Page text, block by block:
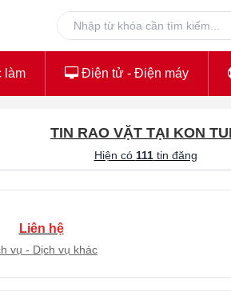
làm Điện tử - Điện máy
TIN RAO VẶT TẠI KON
Hiện có 111tin đăng
Liên hệ
vụ
Dịch vụ khác